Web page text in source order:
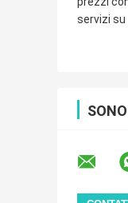
servizi su